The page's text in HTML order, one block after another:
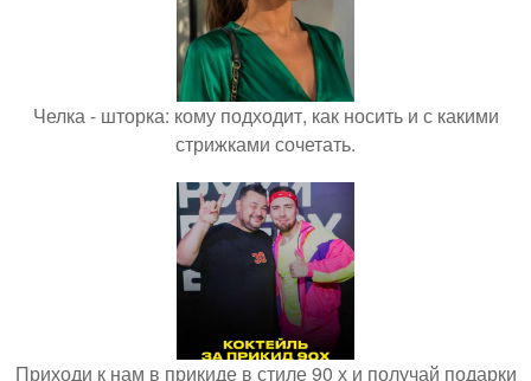
Челка - шторка: кому подходит, как носить и с какими
стрижками сочетать.
Приходи к нам в прикиде в стиле 90 х и получай подарки